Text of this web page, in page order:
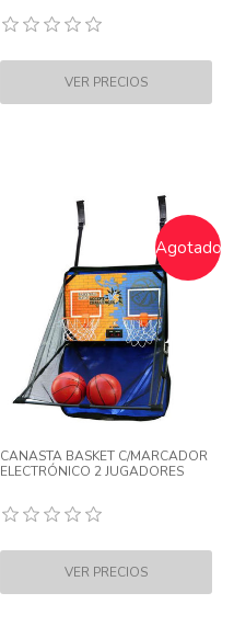
Agotado
CANASTA BASKET C/MARCADOR
ELECTRÓNICO 2 JUGADORES